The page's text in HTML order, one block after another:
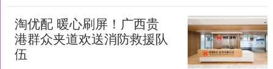
淘优配 暖心刷屏！广西贵
港群众夹道欢送消防救援队
伍